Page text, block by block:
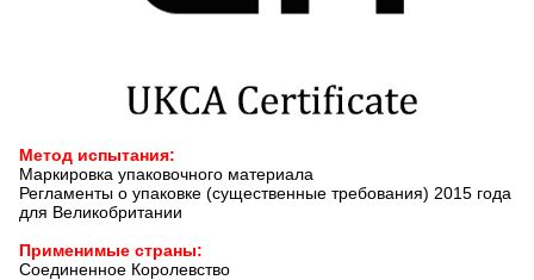
Метод испытания:
Маркировка упаковочного материала
Регламенты о упаковке (существенные требования) 2015 года
для Великобритании
Применимые страны:
Соединенное Королевство